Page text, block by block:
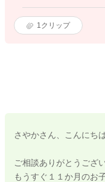
1 クリップ
さやかさん、こんにちは
ご相談ありがとうござい
もうすぐ１１か月のお